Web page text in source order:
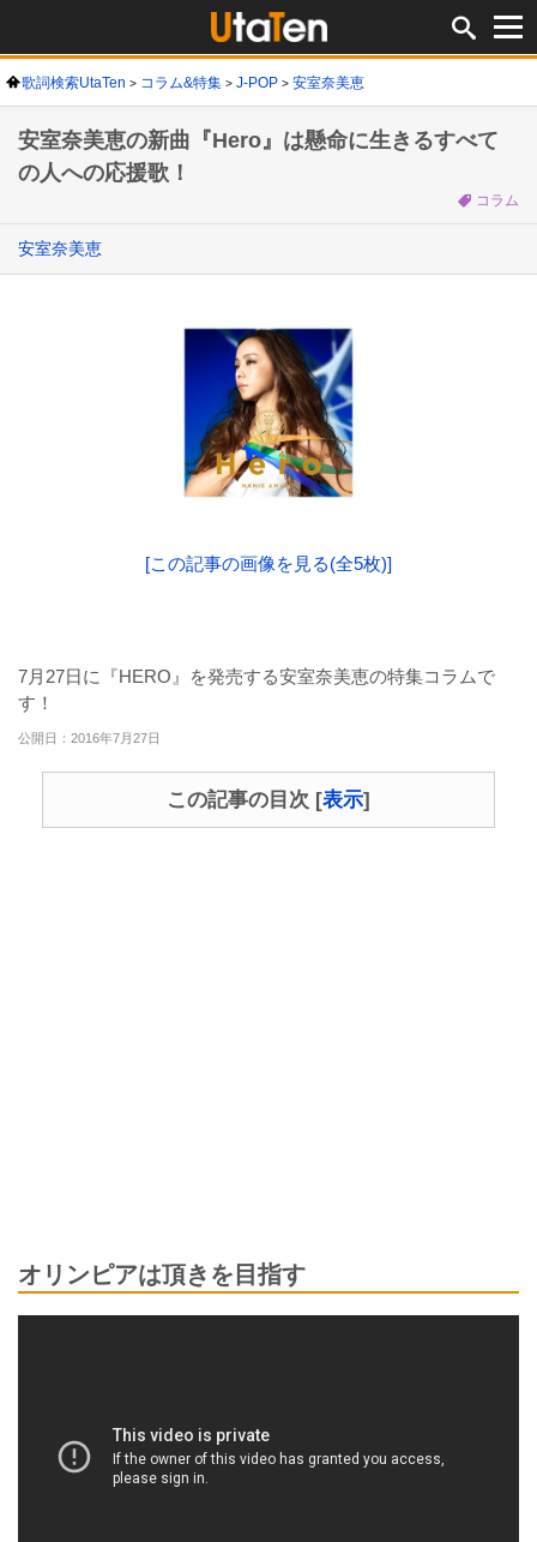
歌詞検索UtaTen コラム&特集 J-POP 安室奈美恵
安室奈美恵の新曲『Hero』は懸命に生きるすべて
の人への応援歌！
コラム
安室奈美恵
[この記事の画像を見る(全5枚)]
7月27日に『HERO』を発売する安室奈美恵の特集コラムで
す！
公開日：2016年7月27日
この記事の目次 [表示]
オリンピアは頂きを目指す